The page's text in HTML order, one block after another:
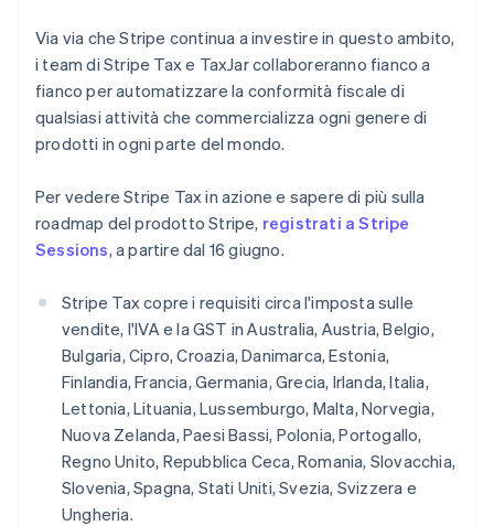
Via via che Stripe continua a investire in questo ambito,
i team di Stripe Tax e TaxJar collaboreranno fianco a
fianco per automatizzare la conformità fiscale di
qualsiasi attività che commercializza ogni genere di
prodotti in ogni parte del mondo.
Per vedere Stripe Tax in azione e sapere di più sulla
roadmap del prodotto Stripe, registrati a Stripe
Sessions, a partire dal 16 giugno.
Stripe Tax copre i requisiti circa l'imposta sulle
vendite, l'IVA e la GST in Australia, Austria, Belgio,
Bulgaria, Cipro, Croazia, Danimarca, Estonia,
Finlandia, Francia, Germania, Grecia, Irlanda, Italia,
Lettonia, Lituania, Lussemburgo, Malta, Norvegia,
Nuova Zelanda, Paesi Bassi, Polonia, Portogallo,
Regno Unito, Repubblica Ceca, Romania, Slovacchia,
Slovenia, Spagna, Stati Uniti, Svezia, Svizzera e
Ungheria.
Polonia
English
Portogallo
Português English
RAS di Hong Kong, Cina
English简体中文
English
Repubblica Ceca
English
English
Singapore
English简体中文
Slovacchia
English
Slovenia
English Italiano
Spagna
Español English
Stati Uniti
EnglishEspañol